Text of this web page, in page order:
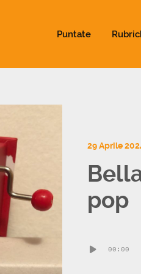
Puntate
29 Aprile
pop
Player00:00